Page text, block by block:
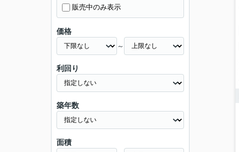
販売中のみ表示
価格
～
利回り
築年数
面積